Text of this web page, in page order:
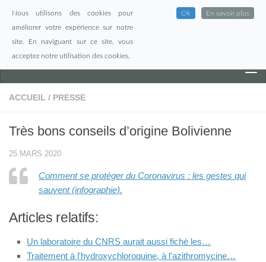
Skip to content
ACCUEIL / PRESSE
Très bons conseils d’origine Bolivienne
25 MARS 2020
Comment se protéger du Coronavirus : les gestes qui
sauvent (infographie).
Articles relatifs:
Un laboratoire du CNRS aurait aussi fiché les…
Traitement à l'hydroxychloroquine, à l'azithromycine…
Nous utilisons des cookies pour
améliorer votre expérience sur notre
site. En naviguant sur ce site, vous
acceptez notre utilisation des cookies.
Ok En savoir plus